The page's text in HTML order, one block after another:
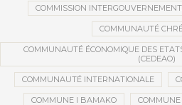
COMMISSION
COMMUNAUTÉ
COMMUNAUTÉ ÉCONOMIQUE DES
(CEDEAO)
COMMUNAUTÉ INTERNATIONALE
COMMUNE I BAMAKO COMMUNE